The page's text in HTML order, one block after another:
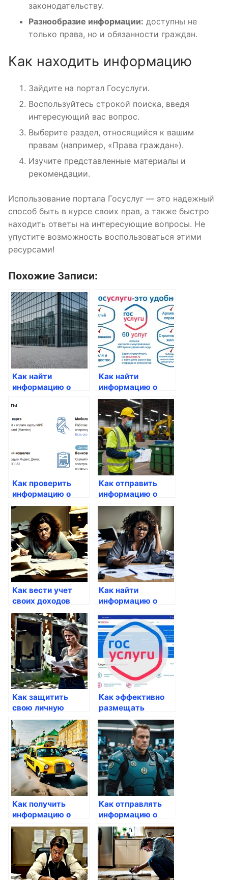
законодательству.
Разнообразие информации: доступны не
только права, но и обязанности граждан.
Как находить информацию
Зайдите на портал Госуслуги.
Воспользуйтесь строкой поиска, введя
интересующий вас вопрос.
Выберите раздел, относящийся к вашим
правам (например, «Права граждан»).
Изучите представленные материалы и
рекомендации.
Использование портала Госуслуг — это надежный
способ быть в курсе своих прав, а также быстро
находить ответы на интересующие вопросы. Не
упустите возможность воспользоваться этими
ресурсами!
Похожие Записи:
Как найти
информацию о
жилье
Как найти
информацию о
своих
предыдущих
заявках через
Госуслуги
Как проверить
информацию о
своих налогах
через Госуслуги
Как отправить
информацию о
своих финансах
через Госуслуги
Как вести учет
своих доходов
через Госуслуги
Как найти
информацию о
Госуслуги
Как защитить
свою личную
информацию от
недоброжелателей
через госуслуги
Как эффективно
размещать
информацию на
госуслугах
Как получить
информацию о
секретных данных
через госуслуги
Как отправлять
информацию о
себе через
Госуслуги